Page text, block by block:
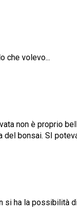
che volevo...
non è proprio
bonsai. SI
si ha la possibilità